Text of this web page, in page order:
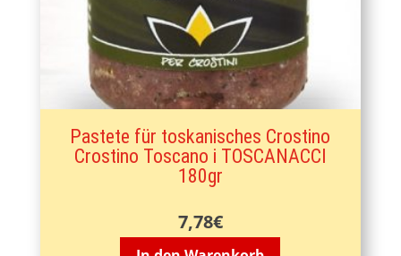
Pastete für toskanisches Crostino
Crostino Toscano i TOSCANACCI
180gr
7,78€